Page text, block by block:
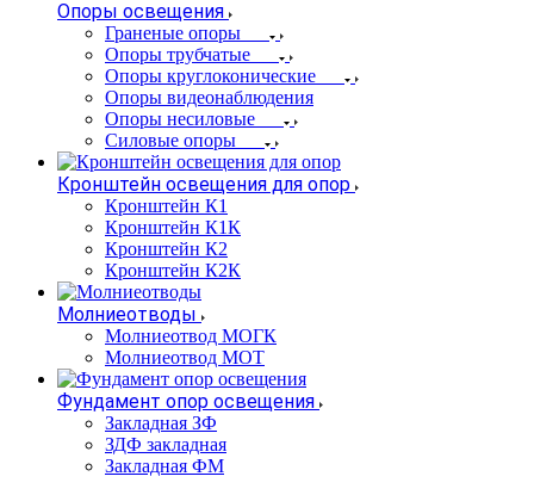
Опоры освещения
Граненые опоры
Опоры трубчатые
Опоры круглоконические
Опоры видеонаблюдения
Опоры несиловые
Силовые опоры
Кронштейн освещения для опор
Кронштейн К1
Кронштейн К1К
Кронштейн К2
Кронштейн К2К
Молниеотводы
Молниеотвод МОГК
Молниеотвод МОТ
Фундамент опор освещения
Закладная ЗФ
ЗДФ закладная
Закладная ФМ